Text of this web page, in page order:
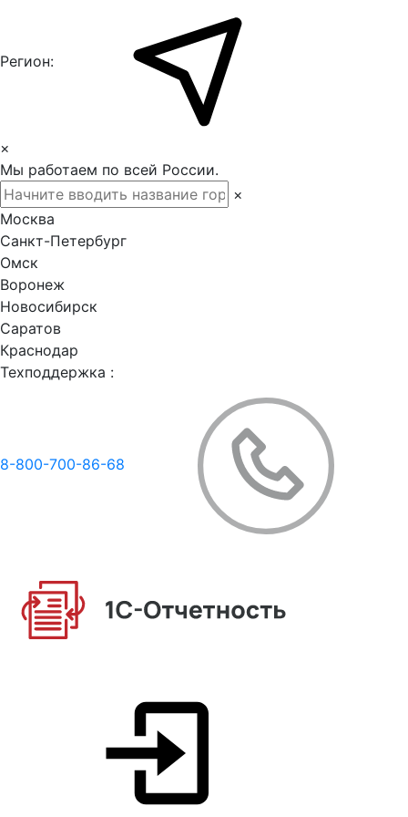
Регион:
×
Мы работаем по всей России.
×
Москва
Санкт-Петербург
Омск
Воронеж
Новосибирск
Саратов
Краснодар
Техподдержка :
8-800-700-86-68